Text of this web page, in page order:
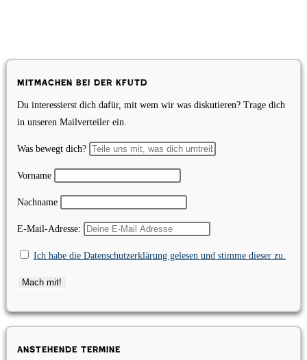
Mitmachen bei der KfUTD
Du interessierst dich dafür, mit wem wir was diskutieren? Trage dich
in unseren Mailverteiler ein.
Was bewegt dich?
Vorname
Nachname
E-Mail-Adresse:
Ich habe die Datenschutzerklärung gelesen und stimme dieser zu.
Anstehende Termine